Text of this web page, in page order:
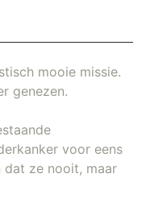
mooie missie.
genezen.
voor eens
ze nooit, maar